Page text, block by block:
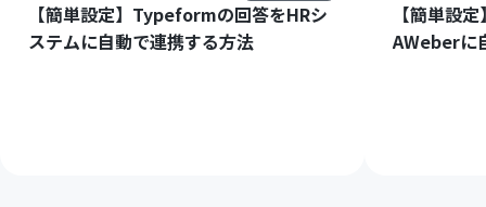
【簡単設定】Typeformの回答をHRシ
ステムに自動で連携する方法
【簡単設
AWeberに